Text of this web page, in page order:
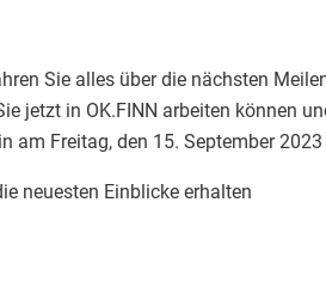
Sie alles über die nächsten
jetzt in OK.FINN arbeiten können
am Freitag, den 15. September
neuesten Einblicke erhalten